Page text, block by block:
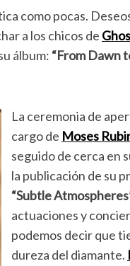
como pocas.
a los chicos de
álbum: “From Dawn
La ceremonia de
cargo de Moses
seguido de cerca en
la publicación de su
“Subtle
actuaciones y
podemos decir que
dureza del diamante.